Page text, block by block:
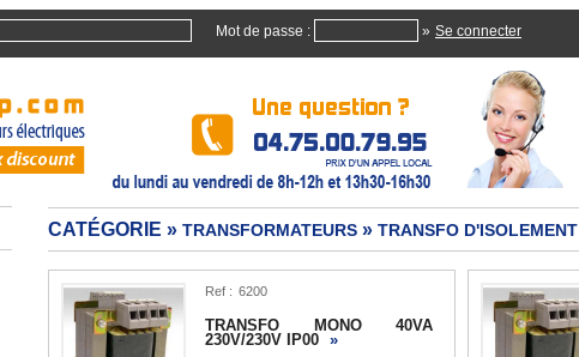
Mot de passe : »
CATÉGORIE » TRANSFORMATEURS » TRANSFO D'ISOLEMENT
Ref :
TRANSFO MONO 40VA
230V/230V IP00 »